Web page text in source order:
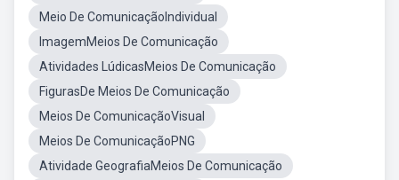
Meio De ComunicaçãoIndividual
ImagemMeios De Comunicação
Atividades LúdicasMeios De Comunicação
FigurasDe Meios De Comunicação
Meios De ComunicaçãoVisual
Meios De ComunicaçãoPNG
Atividade GeografiaMeios De Comunicação